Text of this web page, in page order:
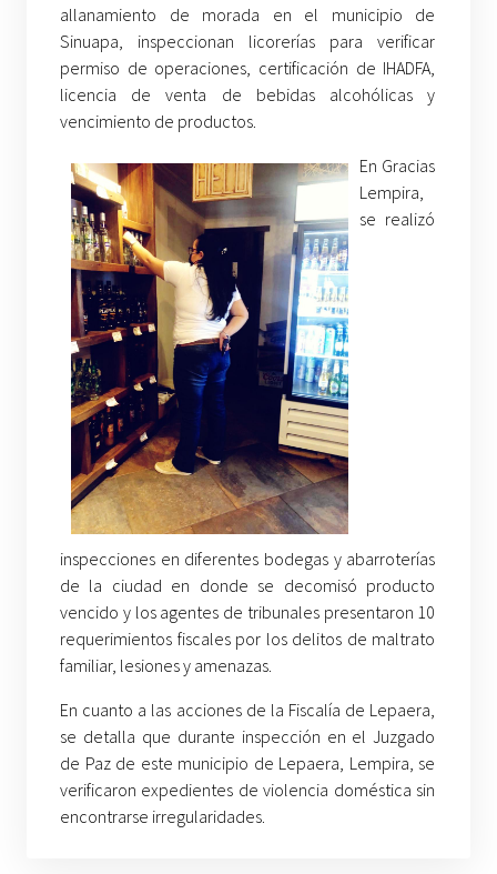
allanamiento de morada en el municipio de
Sinuapa, inspeccionan licorerías para verificar
permiso de operaciones, certificación de IHADFA,
licencia de venta de bebidas alcohólicas y
vencimiento de productos.
En Gracias
Lempira,
se realizó
inspecciones en diferentes bodegas y abarroterías
de la ciudad en donde se decomisó producto
vencido y los agentes de tribunales presentaron 10
requerimientos fiscales por los delitos de maltrato
familiar, lesiones y amenazas.
En cuanto a las acciones de la Fiscalía de Lepaera,
se detalla que durante inspección en el Juzgado
de Paz de este municipio de Lepaera, Lempira, se
verificaron expedientes de violencia doméstica sin
encontrarse irregularidades.